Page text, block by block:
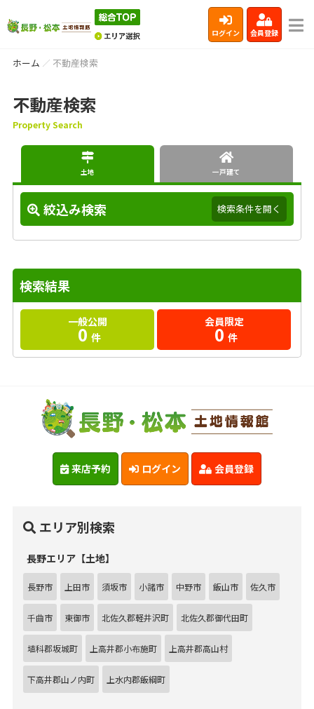
ログイン 会員登録
ホーム 不動産検索
不動産検索
Property Search
土地 一戸建て
絞込み検索 検索条件を開く
検索結果
一般公開
0 件
会員限定
0 件
来店予約 ログイン 会員登録
エリア別検索
長野エリア【土地】
長野市 上田市 須坂市 小諸市 中野市 飯山市 佐久市
千曲市 東御市 北佐久郡軽井沢町 北佐久郡御代田町
埴科郡坂城町 上高井郡小布施町 上高井郡高山村
下高井郡山ノ内町 上水内郡飯綱町